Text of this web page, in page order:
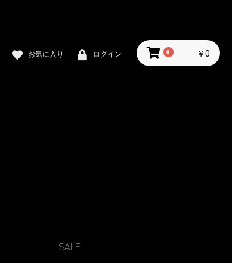
お気に入り ログイン 0 ￥0
SALE